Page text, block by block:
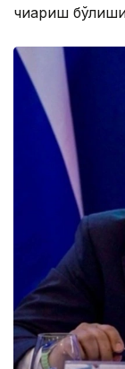
чиқариш